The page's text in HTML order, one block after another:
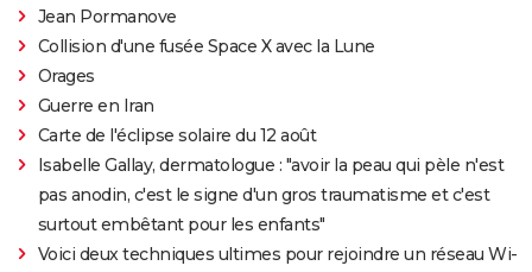
Jean Pormanove
Collision d'une fusée Space X avec la Lune
Orages
Guerre en Iran
Carte de l'éclipse solaire du 12 août
Isabelle Gallay, dermatologue : "avoir la peau qui pèle n'est
pas anodin, c'est le signe d'un gros traumatisme et c'est
surtout embêtant pour les enfants"
Voici deux techniques ultimes pour rejoindre un réseau Wi-